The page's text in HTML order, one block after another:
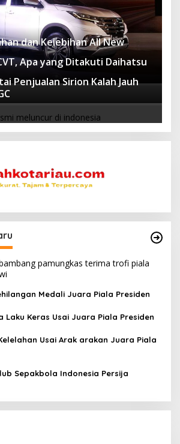
dan Kelebihan All New
Apa yang Ditakuti Daihatsu
Penjualan Sirion Kalah Jauh
Medali Juara Piala Presiden
Laku Keras Usai Juara Piala Presiden
Usai Arak arakan Juara Piala
Sepakbola Indonesia Persija